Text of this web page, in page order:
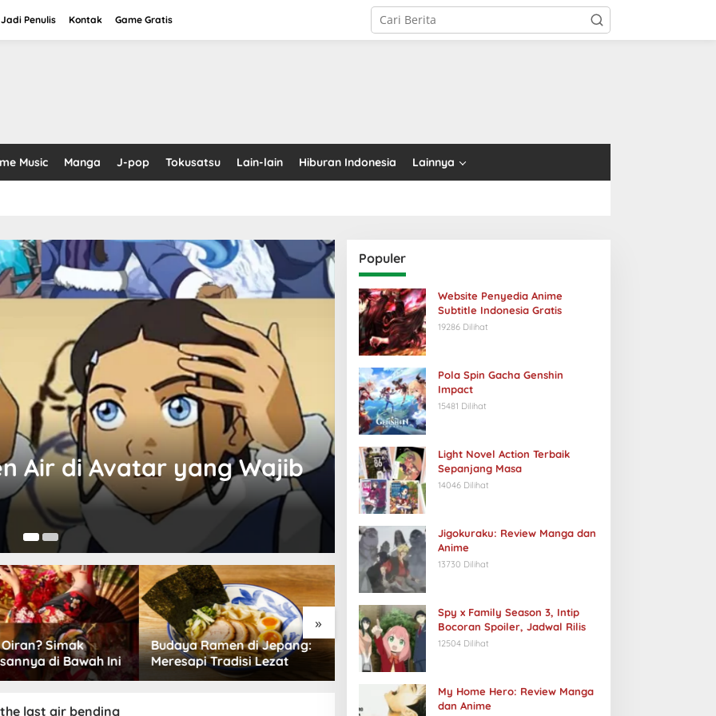
Penulis Kontak Game Gratis
Music Manga J-pop Tokusatsu Lain-lain Hiburan Indonesia Lainnya
Air di Avatar yang Wajib
Lain-lain
Fakta Menarik Aang dari
Bending
»
Simak
di Bawah Ini
Budaya Ramen di Jepang:
Meresapi Tradisi Lezat
Budaya Kawaii Jepang:
Dunia Menggemaskan yang
Populer
last air bending
Populer
Website Penyedia Anime
Subtitle Indonesia Gratis
19286 Dilihat
Pola Spin Gacha Genshin
Impact
15481 Dilihat
Light Novel Action Terbaik
Sepanjang Masa
14046 Dilihat
Jigokuraku: Review Manga dan
Anime
13730 Dilihat
Spy x Family Season 3, Intip
Bocoran Spoiler, Jadwal Rilis
12504 Dilihat
My Home Hero: Review Manga
dan Anime